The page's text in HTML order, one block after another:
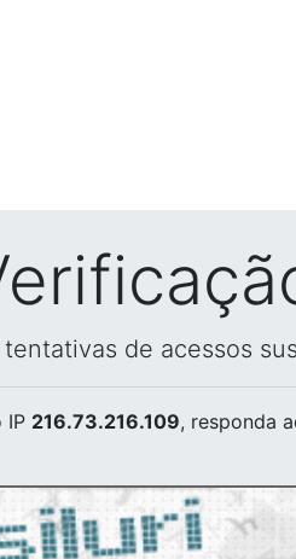
de acessos
IP 216.73.216.109, responda